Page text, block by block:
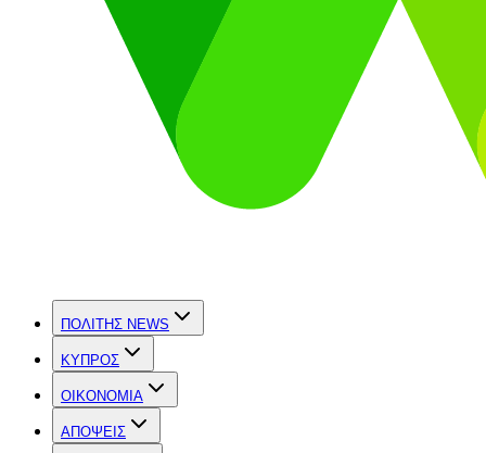
ΠΟΛΙΤΗΣ NEWS
ΚΥΠΡΟΣ
OIKONOMIA
ΑΠΟΨΕΙΣ